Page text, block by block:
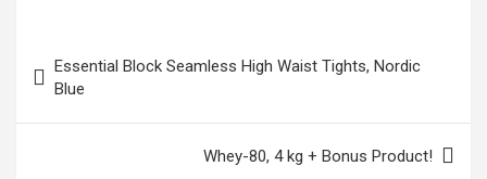
Essential Block Seamless High Waist Tights, Nordic
Blue
Whey-80, 4 kg + Bonus Product!